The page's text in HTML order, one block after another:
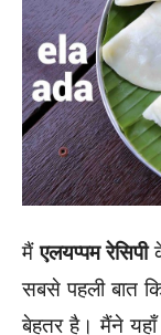
मैंएलयप्पम रेसिपी
सबसे पहली बात
बेहतर है। मैंने